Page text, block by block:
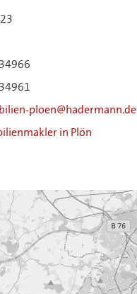
ploen@hadermann.de
in Plön